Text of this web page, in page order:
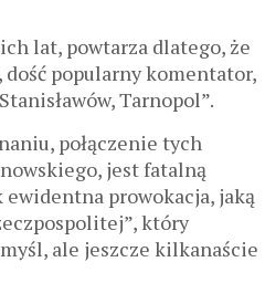
lat, powtarza dlatego, że
popularny komentator,
Tarnopol”.
połączenie tych
jest fatalną
prowokacja, jaką
który
ale jeszcze kilkanaście